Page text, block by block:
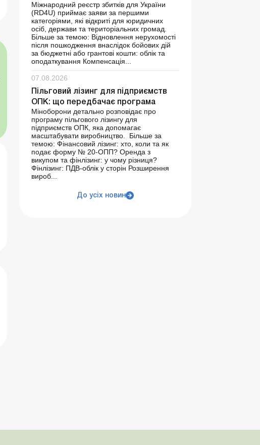
Міжнародний реєстр збитків для України
(RD4U) приймає заяви за першими
категоріями, які відкриті для юридичних
осіб, держави та територіальних громад.
Більше за темою: Відновлення нерухомості
після пошкодження внаслідок бойових дій
за бюджетні або грантові кошти: облік та
оподаткування Компенсація...
07.08.2026
Пільговий лізинг для підприємств
ОПК: що передбачає програма
Міноборони детально розповідає про
програму пільгового лізингу для
підприємств ОПК, яка допомагає
масштабувати виробництво. Більше за
темою: Фінансовий лізинг: хто, коли та як
подає форму № 20-ОПП? Оренда з
викупом та фінлізинг: у чому різниця?
Фінлізинг: ПДВ-облік у сторін Розширення
вироб...
До усіх новин